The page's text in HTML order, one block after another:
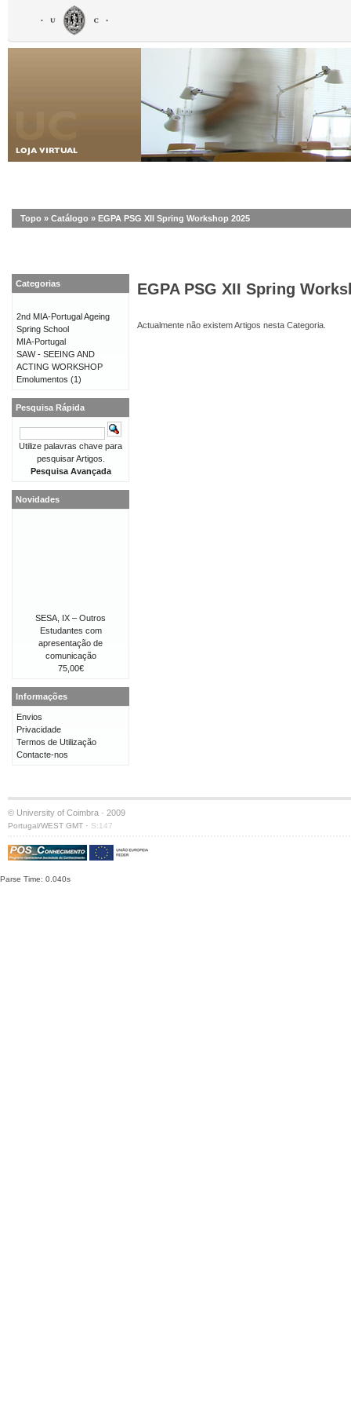
Topo » Catálogo » EGPA PSG XII Spring Workshop 2025
EGPA PSG XII Spring
Actualmente não existem Artigos nesta Categoria.
Categorias
2nd MIA-Portugal Ageing
Spring School
MIA-Portugal
SAW - SEEING AND
ACTING WORKSHOP
Emolumentos (1)
Pesquisa Rápida
Utilize palavras chave para
pesquisar Artigos.
Pesquisa Avançada
Novidades
SESA, IX – Outros
Estudantes com
apresentação de
comunicação
75,00€
Informações
Envios
Privacidade
Termos de Utilização
Contacte-nos
© University of Coimbra · 2009
Portugal/WEST GMT · S:147
Parse Time: 0.040s